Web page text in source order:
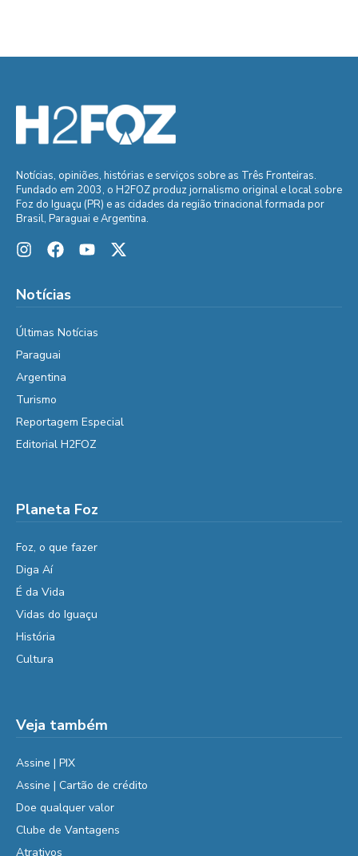
Notícias, opiniões, histórias e serviços sobre as Três Fronteiras.
Fundado em 2003, o H2FOZ produz jornalismo original e local sobre
Foz do Iguaçu (PR) e as cidades da região trinacional formada por
Brasil, Paraguai e Argentina.
Notícias
Últimas Notícias
Paraguai
Argentina
Turismo
Reportagem Especial
Editorial H2FOZ
Planeta Foz
Foz, o que fazer
Diga Aí
É da Vida
Vidas do Iguaçu
História
Cultura
Veja também
Assine | PIX
Assine | Cartão de crédito
Doe qualquer valor
Clube de Vantagens
Atrativos